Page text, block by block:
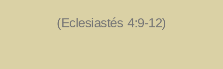
(Eclesiastés 4:9-12)